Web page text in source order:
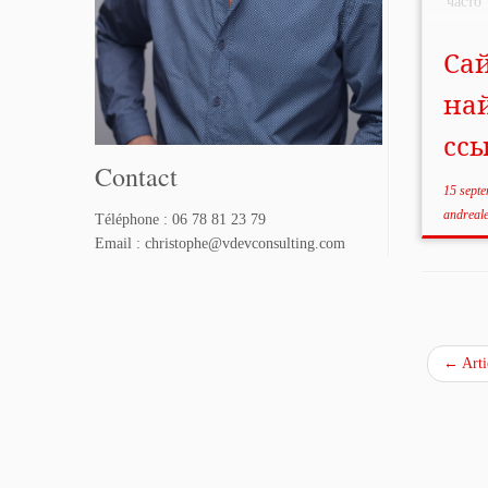
Contact
Téléphone : 06 78 81 23 79
Email : christophe@vdevconsulting.com
на
15
←